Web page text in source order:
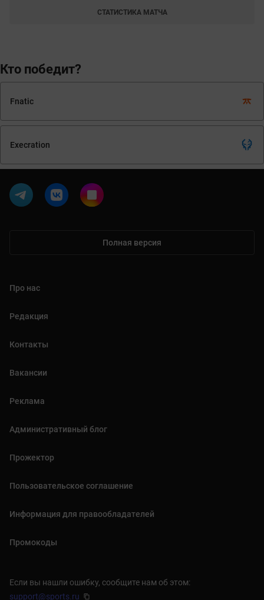
Кто победит?
Fnatic
Execration
СТАТИСТИКА МАТЧА
Полная версия
Про нас
Редакция
Контакты
Вакансии
Реклама
Административный блог
Прожектор
Пользовательское соглашение
Информация для правообладателей
Промокоды
Если вы нашли ошибку, сообщите нам об этом:
support@sports.ru